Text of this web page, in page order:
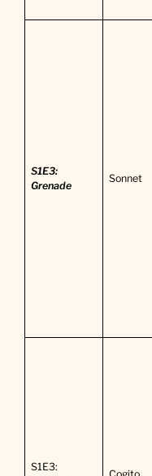
S1E3:
Grenade
Sonnet
S1E3: